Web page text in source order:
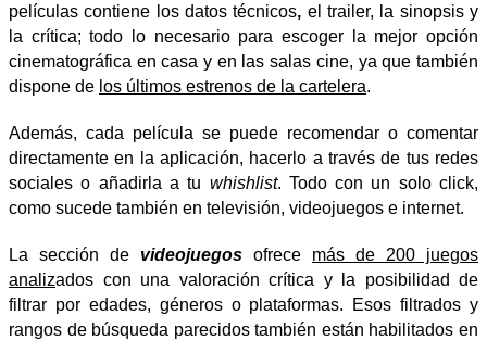
películas contiene los datos técnicos, el trailer, la sinopsis y
la crítica; todo lo necesario para escoger la mejor opción
cinematográfica en casa y en las salas cine, ya que también
dispone de los últimos estrenos de la cartelera.
Además, cada película se puede recomendar o comentar
directamente en la aplicación, hacerlo a través de tus redes
sociales o añadirla a tu whishlist. Todo con un solo click,
como sucede también en televisión, videojuegos e internet.
La sección de videojuegos ofrece más de 200 juegos
analizados con una valoración crítica y la posibilidad de
filtrar por edades, géneros o plataformas. Esos filtrados y
rangos de búsqueda parecidos también están habilitados en